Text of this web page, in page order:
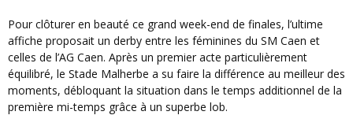
Pour clôturer en beauté ce grand week-end de finales, l’ultime
affiche proposait un derby entre les féminines du SM Caen et
celles de l’AG Caen. Après un premier acte particulièrement
équilibré, le Stade Malherbe a su faire la différence au meilleur des
moments, débloquant la situation dans le temps additionnel de la
première mi-temps grâce à un superbe lob.